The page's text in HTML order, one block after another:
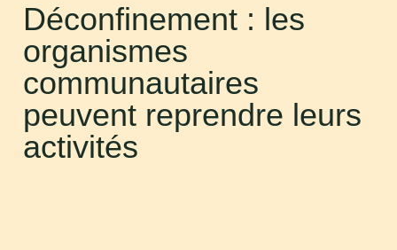
Déconfinement : les
organismes
communautaires
peuvent reprendre leurs
activités